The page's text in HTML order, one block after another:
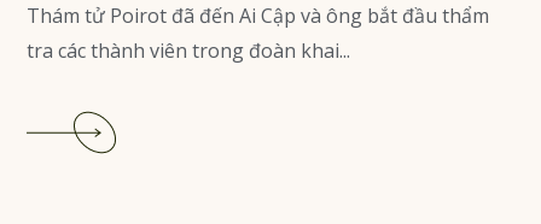
Thám tử Poirot đã đến Ai Cập và ông bắt đầu thẩm
tra các thành viên trong đoàn khai...